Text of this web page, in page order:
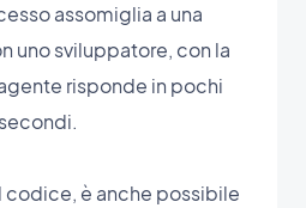
assomiglia a una
uno sviluppatore, con la
risponde in pochi
secondi.
codice, è anche possibile